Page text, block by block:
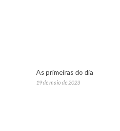
As primeiras do dia
19 de maio de 2023